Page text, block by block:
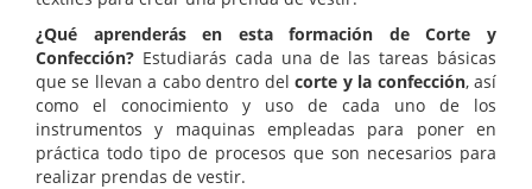
¿Qué aprenderás en esta formación de Corte y
Confección? Estudiarás cada una de las tareas básicas
que se llevan a cabo dentro del corte y la confección, así
como el conocimiento y uso de cada uno de los
instrumentos y maquinas empleadas para poner en
práctica todo tipo de procesos que son necesarios para
realizar prendas de vestir.